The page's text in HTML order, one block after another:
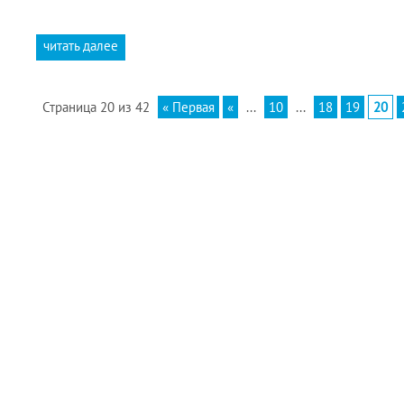
читать далее
Страница 20 из 42 « Первая « ... 10 ... 18 19 20